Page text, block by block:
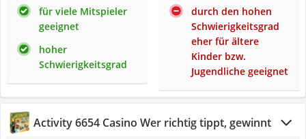
für viele Mitspieler
geeignet
hoher
Schwierigkeitsgrad
durch den hohen
Schwierigkeitsgrad
eher für ältere
Kinder bzw.
Jugendliche geeignet
Activity 6654 Casino Wer richtig tippt, gewinnt